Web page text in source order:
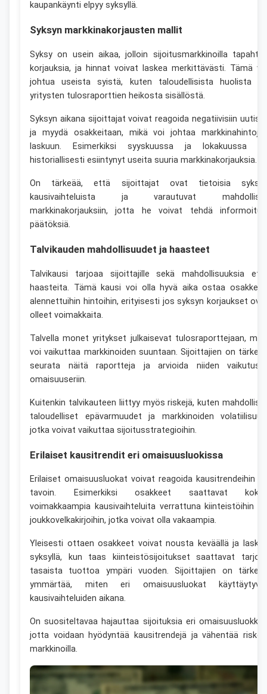
kaupankäynti elpyy syksyllä.
Syksyn markkinakorjausten mallit
Syksy on usein aikaa, jolloin sijoitusmarkkinoilla
korjauksia, ja hinnat voivat laskea merkittävästi. Tämä
johtua useista syistä, kuten taloudellisista huolista
yritysten tulosraporttien heikosta sisällöstä.
Syksyn aikana sijoittajat voivat reagoida negatiivisiin
ja myydä osakkeitaan, mikä voi johtaa
laskuun. Esimerkiksi syyskuussa ja lokakuussa
historiallisesti esiintynyt useita suuria markkinakorjauksia.
On tärkeää, että sijoittajat ovat tietoisia
kausivaihteluista ja varautuvat
markkinakorjauksiin, jotta he voivat tehdä
päätöksiä.
Talvikauden mahdollisuudet ja haasteet
Talvikausi tarjoaa sijoittajille sekä mahdollisuuksia
haasteita. Tämä kausi voi olla hyvä aika ostaa
alennettuihin hintoihin, erityisesti jos syksyn korjaukset
olleet voimakkaita.
Talvella monet yritykset julkaisevat tulosraporttejaan,
voi vaikuttaa markkinoiden suuntaan. Sijoittajien on
seurata näitä raportteja ja arvioida niiden
omaisuuseriin.
Kuitenkin talvikauteen liittyy myös riskejä, kuten
taloudelliset epävarmuudet ja markkinoiden
jotka voivat vaikuttaa sijoitusstrategioihin.
Erilaiset kausitrendit eri omaisuusluokissa
Erilaiset omaisuusluokat voivat reagoida kausitrendeihin
tavoin. Esimerkiksi osakkeet saattavat
voimakkaampia kausivaihteluita verrattuna kiinteistöihin
joukkovelkakirjoihin, jotka voivat olla vakaampia.
Yleisesti ottaen osakkeet voivat nousta keväällä ja
syksyllä, kun taas kiinteistösijoitukset saattavat
tasaista tuottoa ympäri vuoden. Sijoittajien on
ymmärtää, miten eri omaisuusluokat
kausivaihteluiden aikana.
On suositeltavaa hajauttaa sijoituksia eri
jotta voidaan hyödyntää kausitrendejä ja vähentää
markkinoilla.